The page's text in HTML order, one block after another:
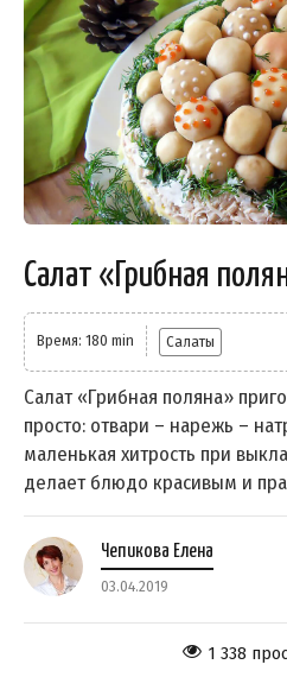
Салат «Грибная
Время: 180 min Салаты
Салат «Грибная поляна»
просто: отвари – нарежь –
маленькая хитрость при
делает блюдо красивым и
Чепикова Елена
03.04.2019
1 338